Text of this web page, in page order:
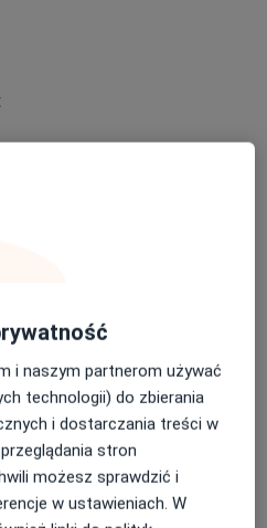
(1)
więcej
o doświadczeniu
i naszym partnerom używać
technologii) do zbierania
i dostarczania treści w
stron
możesz sprawdzić i
w ustawieniach. W